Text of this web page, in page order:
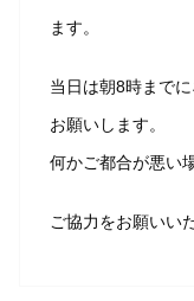
ます。
当日は朝8時まで
お願いします。
何かご都合が悪い
ご協力をお願いい